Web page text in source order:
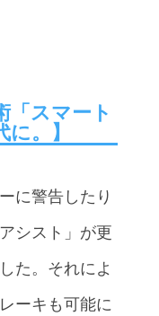
「スマート
。】
に警告したり
シスト」が更
た。それによ
ーキも可能に